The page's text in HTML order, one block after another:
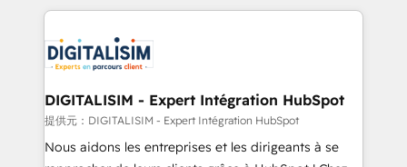
team of 25+ experts Contact us today to help you
get more from your investment in HubSpot.
strengthen your digital transformation and minimize
Implementation partner, we provide expertise to
drive your business forward. Since 2015 we are fully
dedicated to HubSpot and with an experienced
team (50+), we work with reputable companies in
B2B sectors such as manufacturing, SaaS and
business services. We prepare a customized
DIGITALISIM - Expert Intégration HubSpot
提供元：DIGITALISIM - Expert Intégration HubSpot
Nous aidons les entreprises et les dirigeants à se